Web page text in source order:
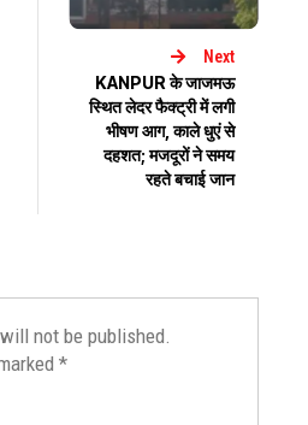
Next
KANPUR के जाजमऊ
स्थित लेदर फैक्ट्री में लगी
भीषण आग, काले धुएं से
दहशत; मजदूरों ने समय
रहते बचाई जान
not be published.
*